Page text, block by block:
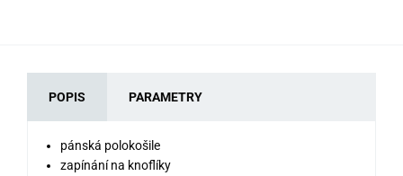
POPIS PARAMETRY
pánská polokošile
zapínání na knoflíky